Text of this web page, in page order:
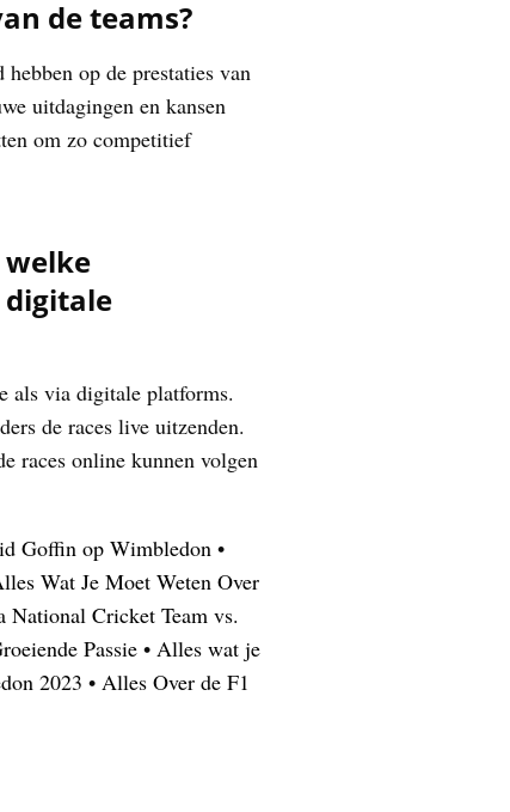
de teams?
op de prestaties van
uitdagingen en kansen
om zo competitief
welke
als via digitale platforms.
de races live uitzenden.
races online kunnen volgen
Goffin op Wimbledon •
Wat Je Moet Weten Over
National Cricket Team vs.
Passie • Alles wat je
2023 • Alles Over de F1